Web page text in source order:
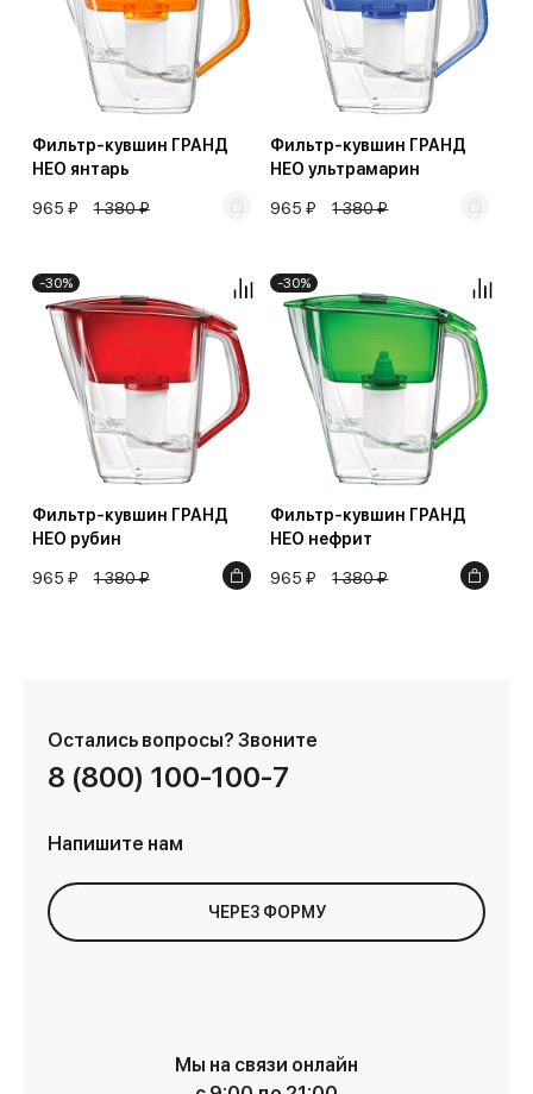
Фильтр-кувшин ГРАНД
НЕО янтарь
965 ₽ 1 380 ₽
Фильтр-кувшин ГРАНД
НЕО ультрамарин
965 ₽ 1 380 ₽
Фильтр-кувшин ГРАНД
НЕО рубин
965 ₽ 1 380 ₽
-30%
Фильтр-кувшин ГРАНД
НЕО нефрит
965 ₽ 1 380 ₽
-30%
Остались вопросы? Звоните
8 (800) 100-100-7
Напишите нам
ЧЕРЕЗ ФОРМУ
Мы на связи онлайн